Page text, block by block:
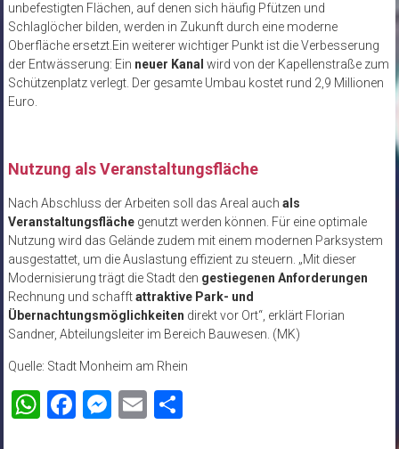
unbefestigten Flächen, auf denen sich häufig Pfützen und
Schlaglöcher bilden, werden in Zukunft durch eine moderne
Oberfläche ersetzt.Ein weiterer wichtiger Punkt ist die Verbesserung
der Entwässerung: Ein neuer Kanal wird von der Kapellenstraße zum
Schützenplatz verlegt. Der gesamte Umbau kostet rund 2,9 Millionen
Euro.
Nutzung als Veranstaltungsfläche
Nach Abschluss der Arbeiten soll das Areal auch als
Veranstaltungsflächegenutzt werden können. Für eine optimale
Nutzung wird das Gelände zudem mit einem modernen Parksystem
ausgestattet, um die Auslastung effizient zu steuern. „Mit dieser
Modernisierung trägt die Stadt den gestiegenen Anforderungen
Rechnung und schafftattraktive Park- und
Übernachtungsmöglichkeiten direkt vor Ort“, erklärt Florian
Sandner, Abteilungsleiter im Bereich Bauwesen. (MK)
Quelle: Stadt Monheim am Rhein
WhatsApp
Facebook
Messenger
EmailTeilen